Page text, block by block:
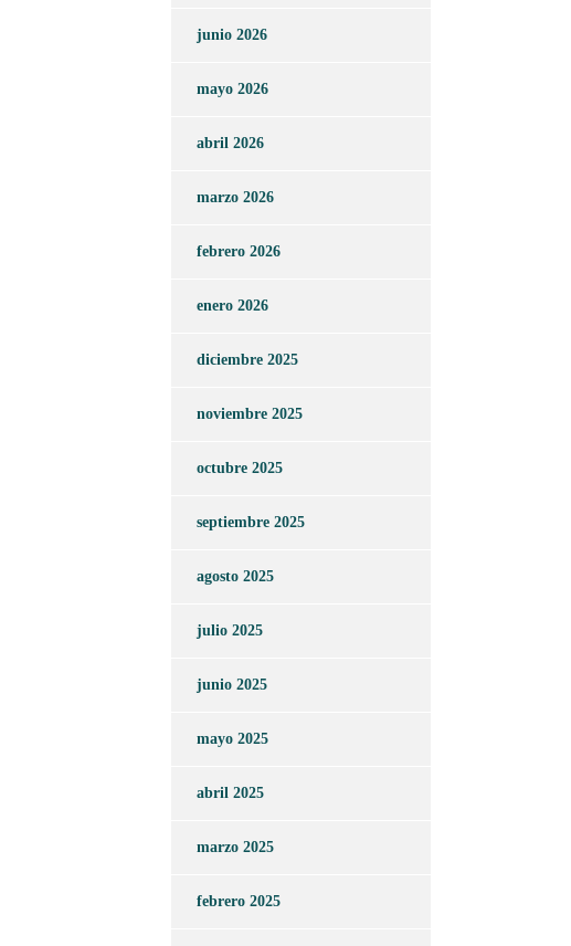
junio 2026
mayo 2026
abril 2026
marzo 2026
febrero 2026
enero 2026
diciembre 2025
noviembre 2025
octubre 2025
septiembre 2025
agosto 2025
julio 2025
junio 2025
mayo 2025
abril 2025
marzo 2025
febrero 2025